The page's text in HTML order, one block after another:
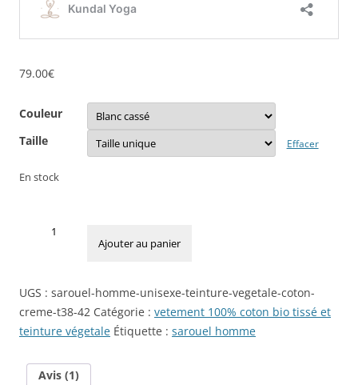
79.00€
Couleur
Taille
Effacer
En stock
Coton
Teinture
Naturelle
Ajouter au panier
UGS : sarouel-homme-unisexe-teinture-vegetale-coton-
creme-t38-42 Catégorie : vetement 100% coton bio tissé et
teinture végetale Étiquette : sarouel homme
Avis (1)